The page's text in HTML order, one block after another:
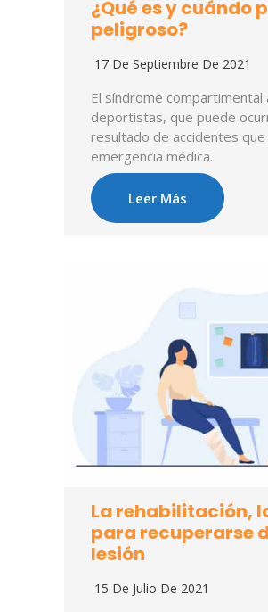
¿Qué es y cuándo
peligroso?
17 De Septiembre De 2021
El síndrome compartimental
deportistas, que puede
resultado de accidentes
emergencia médica.
Leer Más
La rehabilitación,
para recuperarse
lesión
15 De Julio De 2021